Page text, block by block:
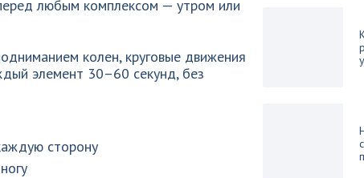
любым комплексом — утром или
колен, круговые движения
элемент 30–60 секунд, без
сторону